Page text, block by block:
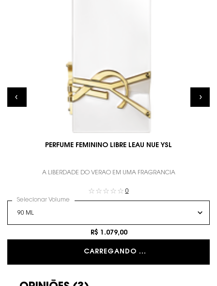
PERFUME FEMININO LIBRE LEAU NUE YSL
A LIBERDADE DO VERÃO EM UMA FRAGRÂNCIA
0
Selecionar Volume
R$ 1.079,00
CARREGANDO ...